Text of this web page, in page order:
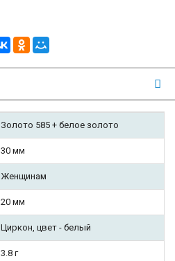
Золото 585 + белое золото
30 мм
Женщинам
20 мм
Циркон, цвет - белый
3.8 г